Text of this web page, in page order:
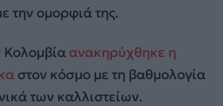
την ομορφιά της.
ανακηρύχθηκε η
στον κόσμο με τη βαθμολογία
των καλλιστείων.